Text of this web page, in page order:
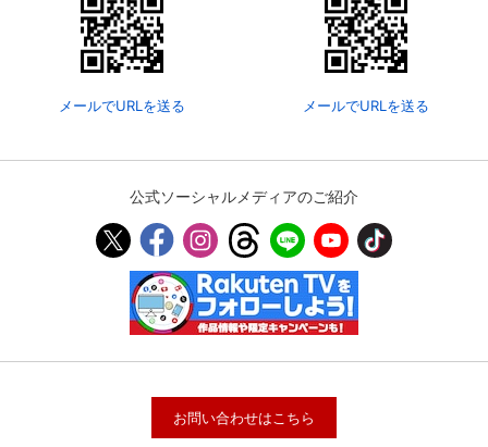
メールでURLを送る メールでURLを送る
公式ソーシャルメディアのご紹介
お問い合わせはこちら